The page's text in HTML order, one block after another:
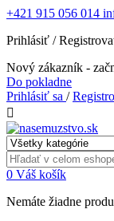
+421 915 056 014
Prihlásiť /
Nový zákazník -
Do pokladne
Prihlásiť sa /

0 Váš košík
Nemáte žiadne